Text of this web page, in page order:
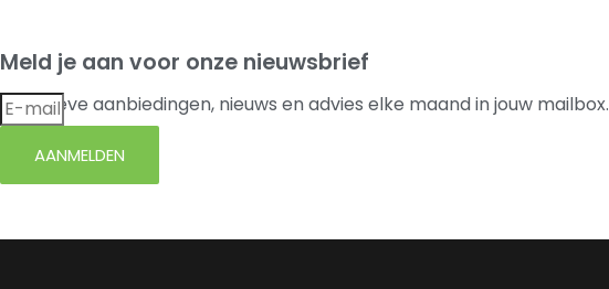
Meld je aan voor onze nieuwsbrief
Exclusieve aanbiedingen, nieuws en advies elke maand in jouw mailbox.
AANMELDEN